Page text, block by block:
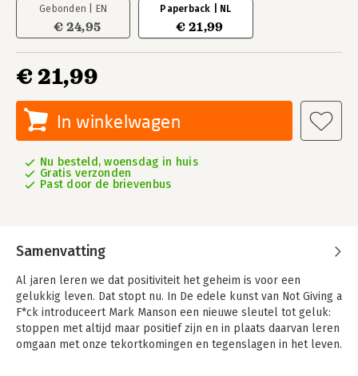
Gebonden | EN
€ 24,95
Paperback | NL
€ 21,99
€ 21,99
In winkelwagen
Nu besteld, woensdag in huis
Gratis verzonden
Past door de brievenbus
Samenvatting
Al jaren leren we dat positiviteit het geheim is voor een
gelukkig leven. Dat stopt nu. In De edele kunst van Not Giving a
F*ck introduceert Mark Manson een nieuwe sleutel tot geluk:
stoppen met altijd maar positief zijn en in plaats daarvan leren
omgaan met onze tekortkomingen en tegenslagen in het leven.